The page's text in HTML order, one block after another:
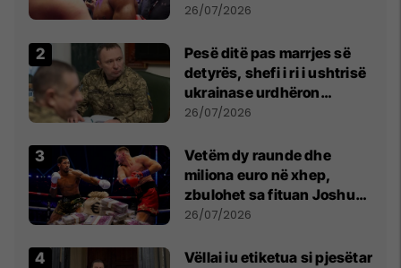
26/07/2026
Pesë ditë pas marrjes së
detyrës, shefi i ri i ushtrisë
ukrainase urdhëron
kontroll të madh
26/07/2026
Vetëm dy raunde dhe
miliona euro në xhep,
zbulohet sa fituan Joshua
e Prenga
26/07/2026
Vëllai iu etiketua si pjesëtar